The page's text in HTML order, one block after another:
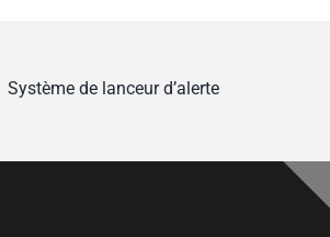
Système de lanceur d’alerte